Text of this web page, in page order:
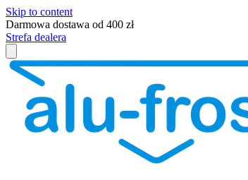
Skip to content
Darmowa dostawa od 400 zł
Strefa dealera